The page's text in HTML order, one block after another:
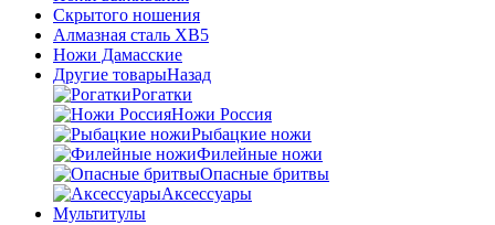
Скрытого ношения
Алмазная сталь ХВ5
Ножи Дамасские
Другие товарыНазад
Рогатки
Ножи Россия
Рыбацкие ножи
Филейные ножи
Опасные бритвы
Аксессуары
Мультитулы